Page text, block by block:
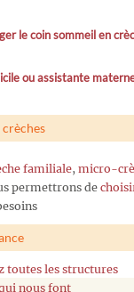
le coin sommeil en
ou assistante
familiale, micro-
permettrons de
toutes les structures
nous font